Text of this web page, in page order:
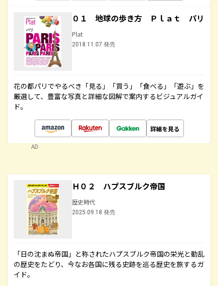
０１ 地球の歩き方 Ｐｌａｔ パリ
Plat
2018.11.07 発売
花の都パリでやるべき「見る」「買う」「食べる」「遊ぶ」を
厳選して、豊富な写真と詳細な図解で案内するビジュアルガイ
ド。
詳細を見る
AD
Ｈ０２ ハプスブルク帝国
歴史時代
2025.09.18 発売
「日の沈まぬ帝国」と称されたハプスブルク帝国の栄光と動乱
の歴史をたどり、今なお各国に残る史跡を巡る歴史を旅するガ
イド。